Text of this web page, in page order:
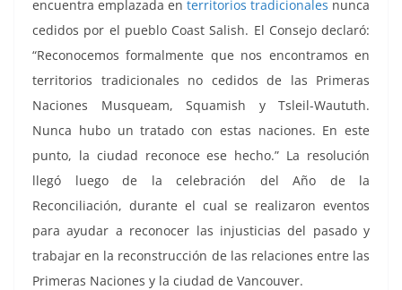
encuentra emplazada en territorios tradicionales nunca
cedidos por el pueblo Coast Salish. El Consejo declaró:
“Reconocemos formalmente que nos encontramos en
territorios tradicionales no cedidos de las Primeras
Naciones Musqueam, Squamish y Tsleil-Waututh.
Nunca hubo un tratado con estas naciones. En este
punto, la ciudad reconoce ese hecho.” La resolución
llegó luego de la celebración del Año de la
Reconciliación, durante el cual se realizaron eventos
para ayudar a reconocer las injusticias del pasado y
trabajar en la reconstrucción de las relaciones entre las
Primeras Naciones y la ciudad de Vancouver.